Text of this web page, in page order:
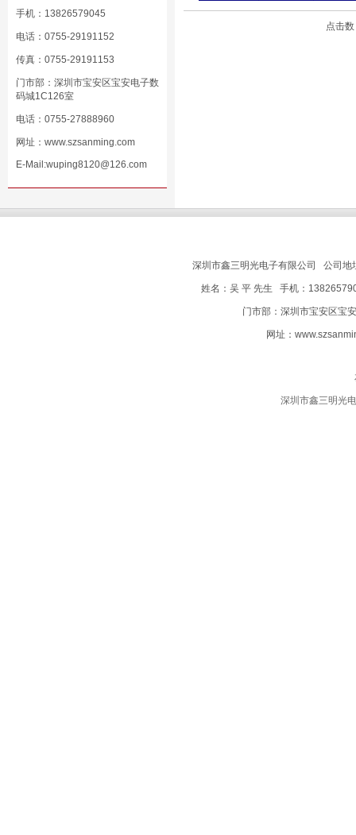
手机：13826579045
电话：0755-29191152
传真：0755-29191153
门市部：深圳市宝安区宝安电子数
码城1C126室
电话：0755-27888960
网址： www.szsanming.com
E-Mail:wuping8120@126.com
点击
深圳市鑫三明光电子有限公司 公司地
姓名：吴 平 先生 手机：
门市部：深圳市宝安区
网址：
深圳市鑫三明光